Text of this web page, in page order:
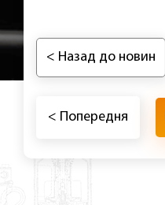
< Назад до новин
< Попередня